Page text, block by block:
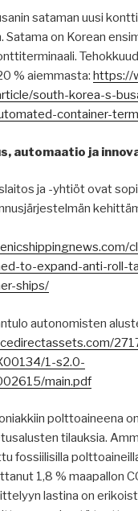
sataman uusi
on Korean
% aiemmasta: https://
south-korea-s-
container-
automaatio ja
ja -yhtiöt ovat
to-expand-anti-roll-
ships/
autonomisten
1-s2.0-
main.pdf
polttoaineena
tilauksia.
fossiilisilla
1,8 % maapallon
lastina on